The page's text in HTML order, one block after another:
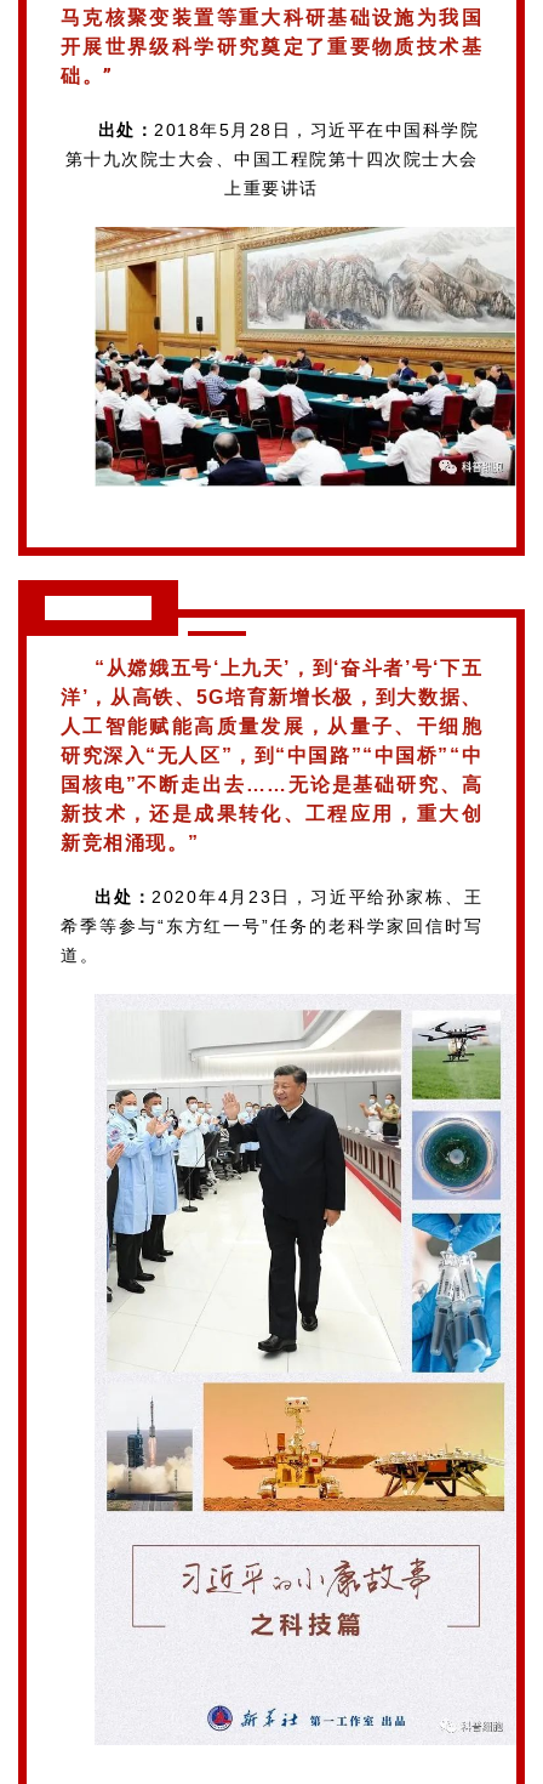
马克核聚变装置等重大科研基础设施为我国
开展世界级科学研究奠定了重要物质技术基
础。 ”
出处： 2018年5月28日，习近平在中国科学院
第十九次院士大会、中国工程院第十四次院士大会
上重要讲话
“从嫦娥五号‘上九天’，到‘奋斗者’号‘下五
洋’，从高铁、5G培育新增长极，到大数据、
人工智能赋能高质量发展，从量子、干细胞
研究深入“无人区”，到“中国路”“中国桥”“中
国核电”不断走出去……无论是基础研究、高
新技术，还是成果转化、工程应用，重大创
新竞相涌现。”
出处：2020年4月23日，习近平给孙家栋、王
希季等参与“东方红一号”任务的老科学家回信时写
道。